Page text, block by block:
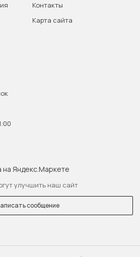
Контакты
Карта сайта
улучшить наш сайт
сообщение